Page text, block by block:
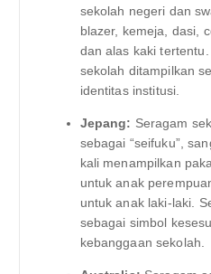
sekolah negeri dan
blazer, kemeja, dasi,
dan alas kaki
sekolah ditampilkan
identitas institusi.
Jepang: Seragam
sebagai “seifuku”,
kali menampilkan
untuk anak
untuk anak laki-laki.
sebagai simbol
kebanggaan sekolah.